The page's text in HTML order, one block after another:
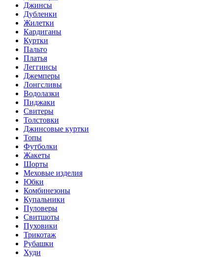
Джинсы
Дубленки
Жилетки
Кардиганы
Куртки
Пальто
Платья
Леггинсы
Джемперы
Лонгсливы
Водолазки
Пиджаки
Свитеры
Толстовки
Джинсовые куртки
Топы
Футболки
Жакеты
Шорты
Меховые изделия
Юбки
Комбинезоны
Купальники
Пуловеры
Свитшоты
Пуховики
Трикотаж
Рубашки
Худи